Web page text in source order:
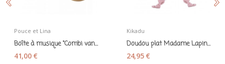
Pouce et Lina
Boîte à musique "Combi van" écru taupe
41,00 €
Kikadu
Doudou plat Madame Lapin en coton bio - Kikadu
24,95 €